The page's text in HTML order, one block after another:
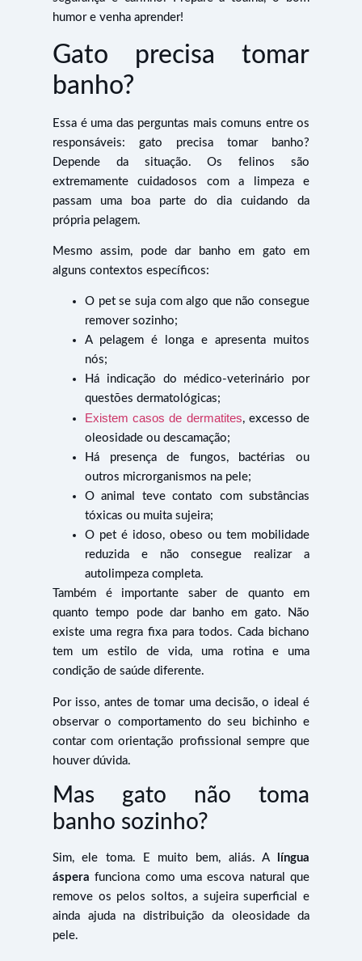
humor e venha aprender!
Gato precisa tomar
banho?
Essa é uma das perguntas mais comuns entre os
responsáveis: gato precisa tomar banho?
Depende da situação. Os felinos são
extremamente cuidadosos com a limpeza e
passam uma boa parte do dia cuidando da
própria pelagem.
Mesmo assim, pode dar banho em gato em
alguns contextos específicos:
O pet se suja com algo que não consegue
remover sozinho;
A pelagem é longa e apresenta muitos
nós;
Há indicação do médico-veterinário por
questões dermatológicas;
Existem casos de dermatites, excesso de
oleosidade ou descamação;
Há presença de fungos, bactérias ou
outros microrganismos na pele;
O animal teve contato com substâncias
tóxicas ou muita sujeira;
O pet é idoso, obeso ou tem mobilidade
reduzida e não consegue realizar a
autolimpeza completa.
Também é importante saber de quanto em
quanto tempo pode dar banho em gato. Não
existe uma regra fixa para todos. Cada bichano
tem um estilo de vida, uma rotina e uma
condição de saúde diferente.
Por isso, antes de tomar uma decisão, o ideal é
observar o comportamento do seu bichinho e
contar com orientação profissional sempre que
houver dúvida.
Mas gato não toma
banho sozinho?
Sim, ele toma. E muito bem, aliás. Alíngua
ásperafunciona como uma escova natural que
remove os pelos soltos, a sujeira superficial e
ainda ajuda na distribuição da oleosidade da
pele.